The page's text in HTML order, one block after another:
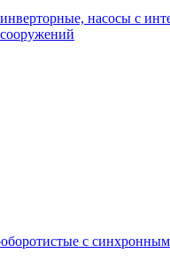
насосы с
с